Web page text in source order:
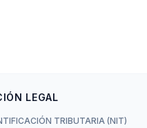
LEGAL
TRIBUTARIA (NIT)